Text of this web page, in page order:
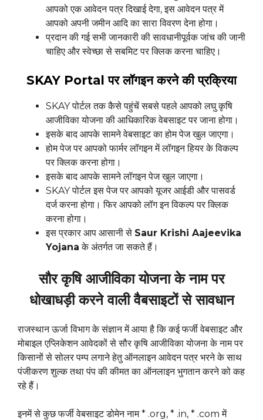
आपको एक आवेदन पत्र दिखाई देगा, इस आवेदन पत्र में
आपको अपनी जमीन आदि का सारा विवरण देना होगा।
प्रदान की गई सभी जानकारी की सावधानीपूर्वक जांच की जानी
चाहिए और स्वेच्छा से सबमिट पर क्लिक करना चाहिए।
SKAY Portal पर लॉगइन करने की प्रक्रिया
SKAY पोर्टल तक कैसे पहुंचें सबसे पहले आपको लघु कृषि
आजीविका योजना की आधिकारिक वेबसाइट पर जाना होगा।
इसके बाद आपके सामने वेबसाइट का होम पेज खुल जाएगा।
होम पेज पर आपको फार्मर लॉगइन में लॉगइन हियर के विकल्प
पर क्लिक करना होगा।
इसके बाद आपके सामने लॉगइन पेज खुल जाएगा।
SKAY पोर्टल इस पेज पर आपको यूजर आईडी और पासवर्ड
दर्ज करना होगा। फिर आपको लॉग इन विकल्प पर क्लिक
करना होगा।
इस प्रकार आप आसानी से Saur Krishi Aajeevika
Yojana के अंतर्गत जा सकते हैं।
सौर कृषि आजीविका योजना के नाम पर
धोखाधड़ी करने वाली वैबसाइटों से सावधान
राजस्थान ऊर्जा विभाग के संज्ञान में आया है कि कई फर्जी वेबसाइट और
मोबाइल एप्लिकेशन आवेदकों से सौर कृषि आजीविका योजना के नाम पर
किसानों से सोलर पम्प लगाने हेतु ऑनलाइन आवेदन पत्र भरने के साथ
पंजीकरण शुल्क तथा पंप की कीमत का ऑनलाइन भुगतान करने को कह
रहे हैं।
इनमें से कुछ फर्जी वेबसाइट डोमेन नाम * .org, * .in, * .com में